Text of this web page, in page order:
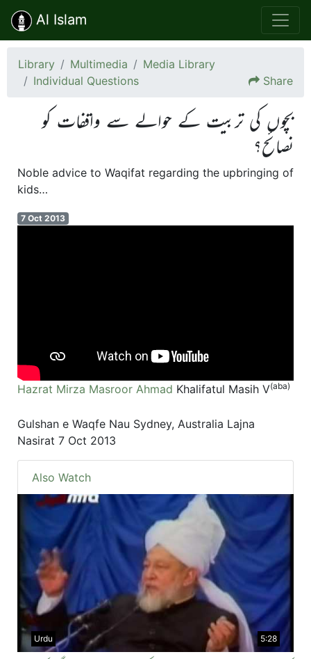
Al Islam
Library Multimedia
Media Library
Individual Questions
Share
بچوں کی تربیت کے حوالے سے واقفات کو
نصائح؟
Noble advice to Waqifat regarding the upbringing of
kids…
7 Oct 2013
Hazrat Mirza Masroor Ahmad Khalifatul Masih V(aba)
Gulshan e Waqfe Nau Sydney, Australia Lajna
Nasirat 7 Oct 2013
Also Watch
5:28
Urdu